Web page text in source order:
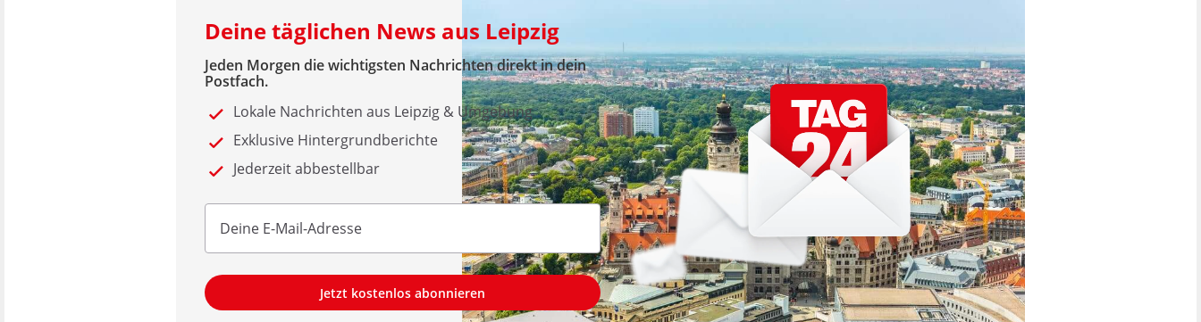
Deine täglichen News aus Leipzig
Jeden Morgen die wichtigsten Nachrichten direkt in dein
Postfach.
Lokale Nachrichten aus Leipzig & Umgebung
Exklusive Hintergrundberichte
Jederzeit abbestellbar
Jetzt kostenlos abonnieren